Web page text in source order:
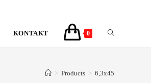
KONTAKT 0 TOGGLE
> Products > 6,3x45